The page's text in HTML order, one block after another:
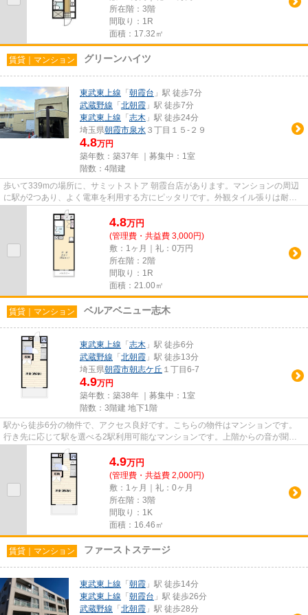
所在階：3階
間取り：1R
面積：17.32㎡
賃貸｜マンション グリーンハイツ
東武東上線 「 朝霞台 」駅 徒歩7分
武蔵野線 「 北朝霞 」駅 徒歩7分
東武東上線 「 志木 」駅 徒歩24分
埼玉県朝霞市泉水 ３丁目１５-２９
4.8万円
築年数：築37年 ｜募集中： 1室
階数：4階建
歩いて339mの場所に、サミットストア 朝霞台店があります。マンションの周辺
に駅が2つあり、よく電車を利用する方にピッタリです。外観タイル張りは耐久
性に優れ、管理の手間も抑えら...
4.8万円
(管理費・共益費 3,000円)
敷：1ヶ月｜礼：0万円
所在階：2階
間取り：1R
面積：21.00㎡
賃貸｜マンション ベルアベニュー志木
東武東上線 「 志木 」駅 徒歩6分
武蔵野線 「 北朝霞 」駅 徒歩13分
埼玉県朝霞市朝志ケ丘 １丁目6-7
4.9万円
築年数：築38年 ｜募集中： 1室
階数：3階建 地下1階
駅から徒歩6分の物件で、アクセス良好です。こちらの物件はマンションです。
行き先に応じて駅を選べる2駅利用可能なマンションです。上階からの音が聞こ
えない最上階のお部屋です。ど...
4.9万円
(管理費・共益費 2,000円)
敷：1ヶ月｜礼：0ヶ月
所在階：3階
間取り：1K
面積：16.46㎡
賃貸｜マンション ファーストステージ
東武東上線 「 朝霞 」駅 徒歩14分
東武東上線 「 朝霞台 」駅 徒歩26分
武蔵野線 「 北朝霞 」駅 徒歩28分